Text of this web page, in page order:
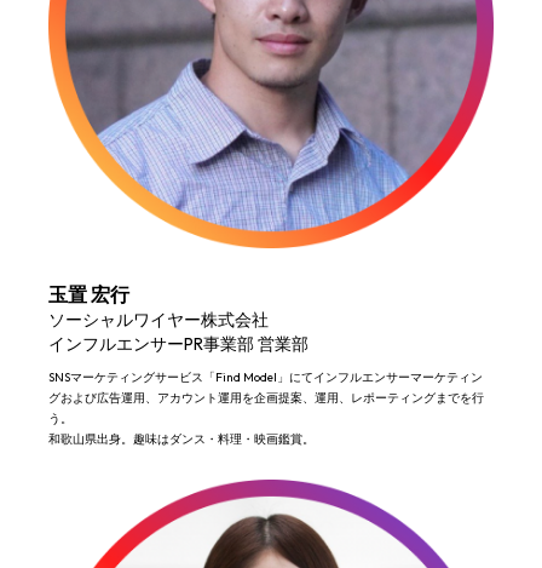
玉置 宏行
ソーシャルワイヤー株式会社
インフルエンサーPR事業部 営業部
SNSマーケティングサービス「Find Model」にて​インフルエンサーマーケティン
グおよび広告運用、アカウント運用を企画提案、運用、レポーティングまでを行
う。​
和歌山県出身。​趣味はダンス・料理・映画鑑賞。​